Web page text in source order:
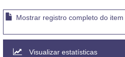
Mostrar registro completo do item
Visualizar estatísticas